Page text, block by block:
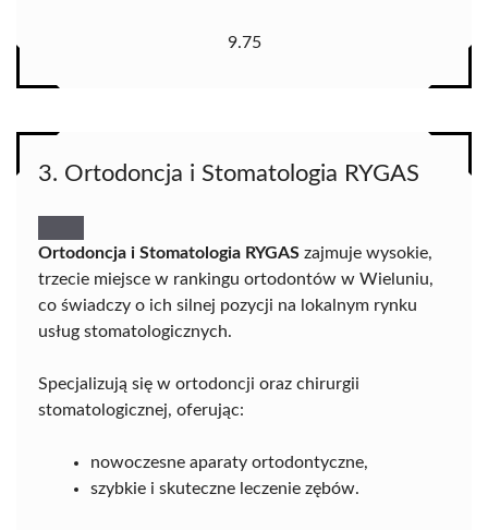
9.75
3. Ortodoncja i Stomatologia RYGAS
Ortodoncja i Stomatologia RYGAS zajmuje wysokie,
trzecie miejsce w rankingu ortodontów w Wieluniu,
co świadczy o ich silnej pozycji na lokalnym rynku
usług stomatologicznych.
Specjalizują się w ortodoncji oraz chirurgii
stomatologicznej, oferując:
nowoczesne aparaty ortodontyczne,
szybkie i skuteczne leczenie zębów.